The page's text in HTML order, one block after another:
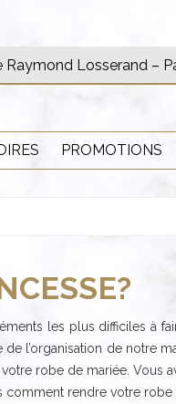
Raymond Losserand –
PROMOTIONS
les plus difficiles à
l’organisation de notre
robe de mariée. Vous
comment rendre votre